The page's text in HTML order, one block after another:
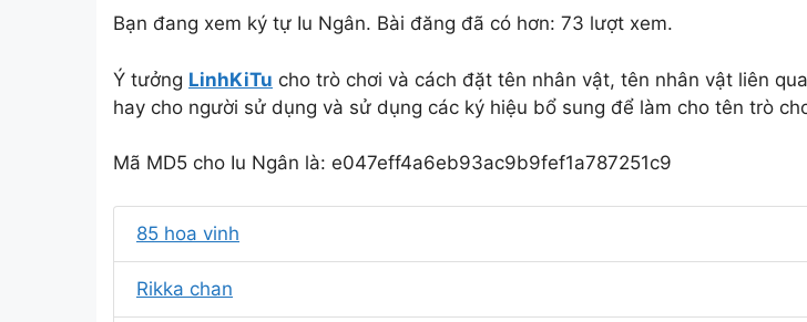
Bạn đang xem ký tự Iu Ngân. Bài đăng đã có hơn: 73 lượt xem.
Ý tưởng LinhKiTu cho trò chơi và cách đặt tên nhân vật, tên nhân vật liên
hay cho người sử dụng và sử dụng các ký hiệu bổ sung để làm cho tên trò
Mã MD5 cho Iu Ngân là: e047eff4a6eb93ac9b9fef1a787251c9
85 hoa vinh
Rikka chan